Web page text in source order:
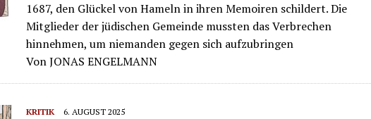
1687, den Glückel von Hameln in ihren Memoiren schildert. Die
Mitglieder der jüdischen Gemeinde mussten das Verbrechen
hinnehmen, um niemanden gegen sich aufzubringen
Von JONAS ENGELMANN
KRITIK 6. AUGUST 2025